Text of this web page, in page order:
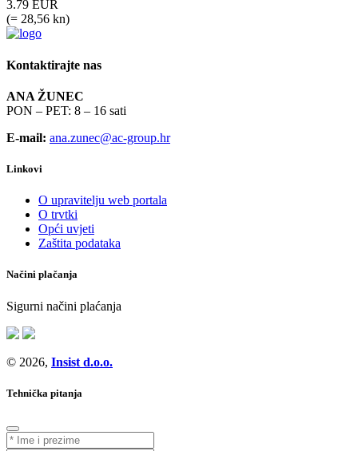
3.79 EUR
(= 28,56 kn)
Kontaktirajte nas
ANA ŽUNEC
PON – PET: 8 – 16 sati
E-mail: ana.zunec@ac-group.hr
Linkovi
O upravitelju web portala
O trvtki
Opći uvjeti
Zaštita podataka
Načini plačanja
Sigurni načini plaćanja
© 2026, Insist d.o.o.
Tehnička pitanja